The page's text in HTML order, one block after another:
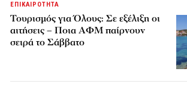
ΕΠΙΚΑΙΡΟΤΗΤΑ
Τουρισμός για Όλους: Σε εξέλιξη οι
αιτήσεις – Ποια ΑΦΜ παίρνουν
σειρά το Σάββατο